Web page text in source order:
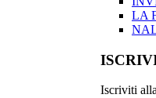
LA
Iscriviti